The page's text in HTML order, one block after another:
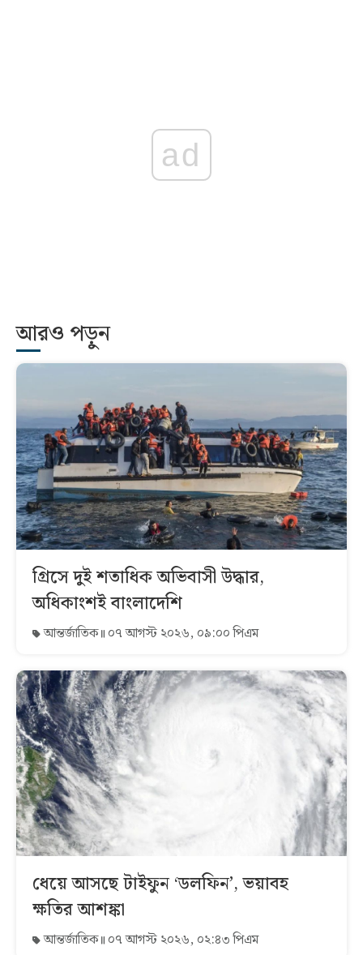
ad
আরও পড়ুন
গ্রিসে দুই শতাধিক অভিবাসী উদ্ধার,
অধিকাংশই বাংলাদেশি
আন্তর্জাতিক ০৭ আগস্ট ২০২৬, ০৯:০০ পিএম
ধেয়ে আসছে টাইফুন ‘ডলফিন’, ভয়াবহ
ক্ষতির আশঙ্কা
আন্তর্জাতিক ০৭ আগস্ট ২০২৬, ০২:৪৩ পিএম